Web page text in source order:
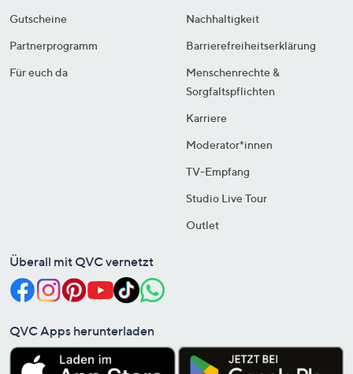
Gutscheine
Partnerprogramm
Für euch da
Nachhaltigkeit
Barrierefreiheitserklärung
Menschenrechte &
Sorgfaltspflichten
Karriere
Moderator*innen
TV-Empfang
Studio Live Tour
Outlet
Überall mit QVC vernetzt
QVC Apps herunterladen